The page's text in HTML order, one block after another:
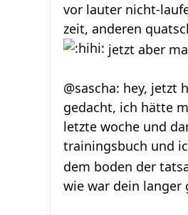
vor lauter nicht-
zeit, anderen
jetzt aber
@sascha: hey, jetzt
gedacht, ich hätte
letzte woche und
trainingsbuch und
dem boden der
wie war dein langer